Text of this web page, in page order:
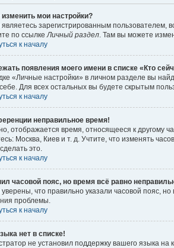
изменить мои настройки?
являетесь зарегистрированным
по ссылкеЛичный раздел. Там вы можете
к началу
появления моего имени в списке «Кто
«Личные настройки» в личном разделе вы
Для всех остальных вы будете скрытым
к началу
неправильное время!
отображается время, относящееся к другому
Москва, Киев и т. д. Учтите, что изменять
это.
к началу
часовой пояс, но время всё равно
уверены, что правильно указали часовой пояс,
проблемы.
к началу
нет в списке!
не установил поддержку вашего языка